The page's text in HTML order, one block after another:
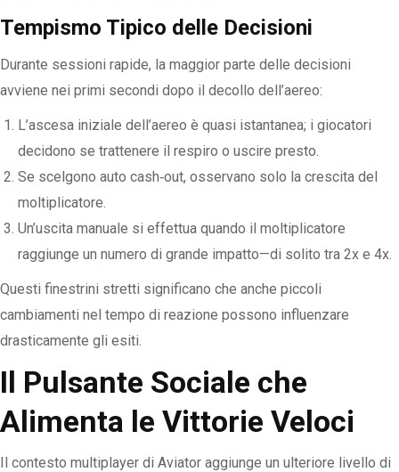
Tempismo Tipico delle Decisioni
Durante sessioni rapide, la maggior parte delle decisioni
avviene nei primi secondi dopo il decollo dell’aereo:
L’ascesa iniziale dell’aereo è quasi istantanea; i giocatori
decidono se trattenere il respiro o uscire presto.
Se scelgono auto cash‑out, osservano solo la crescita del
moltiplicatore.
Un’uscita manuale si effettua quando il moltiplicatore
raggiunge un numero di grande impatto—di solito tra 2x e 4x.
Questi finestrini stretti significano che anche piccoli
cambiamenti nel tempo di reazione possono influenzare
drasticamente gli esiti.
Il Pulsante Sociale che
Alimenta le Vittorie Veloci
Il contesto multiplayer di Aviator aggiunge un ulteriore livello di